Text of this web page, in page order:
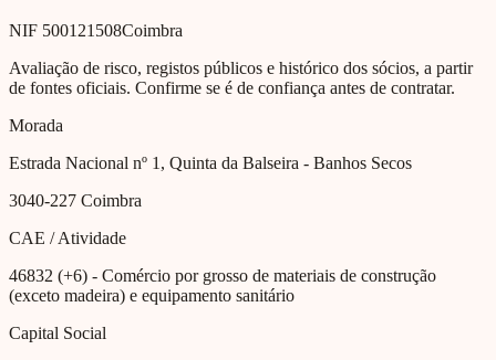
NIF 500121508Coimbra
Avaliação de risco, registos públicos e histórico dos sócios, a partir
de fontes oficiais. Confirme se é de confiança antes de contratar.
Morada
Estrada Nacional nº 1, Quinta da Balseira - Banhos Secos
3040-227 Coimbra
CAE / Atividade
46832 (+6) - Comércio por grosso de materiais de construção
(exceto madeira) e equipamento sanitário
Capital Social